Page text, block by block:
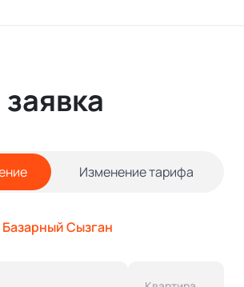
Изменение тарифа
Базарный Сызган